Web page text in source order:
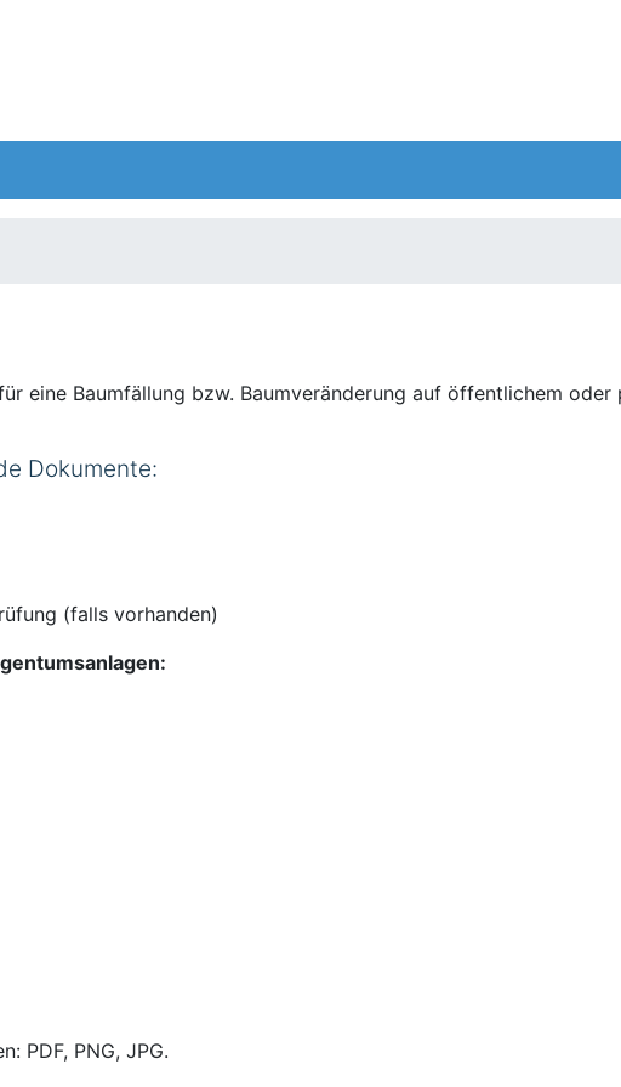
eine Baumfällung bzw. Baumveränderung auf öffentlichem
Dokumente:
(falls vorhanden)
PDF, PNG, JPG.